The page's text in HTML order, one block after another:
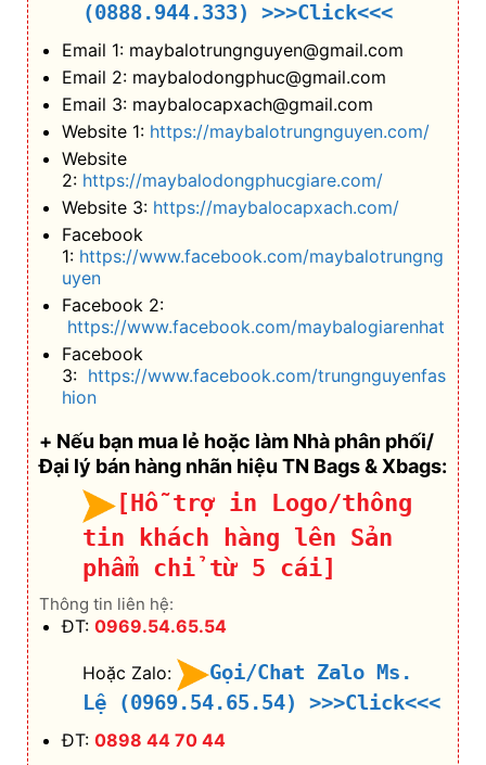
(0888.944.333)
>>>Click<<<
Email 1: maybalotrungnguyen@gmail.com
Email 2: maybalodongphuc@gmail.com
Email 3: maybalocapxach@gmail.com
Website 1: https://maybalotrungnguyen.com/
Website
2: https://maybalodongphucgiare.com/
Website 3: https://maybalocapxach.com/
Facebook
1: https://www.facebook.com/maybalotrungng
uyen
Facebook 2:
https://www.facebook.com/maybalogiarenhat
Facebook
3: https://www.facebook.com/trungnguyenfas
hion
+ Nếu bạn mua lẻ hoặc làm Nhà phân phối/
Đại lý bán hàng nhãn hiệu TN Bags & Xbags:
[Hỗ trợ in Logo/thông
tin khách hàng lên Sản
phẩm chỉ từ 5 cái]
Thông tin liên hệ:
ĐT: 0969.54.65.54
Hoặc Zalo:
Gọi/Chat Zalo Ms.
Lệ (0969.54.65.54)
>>>Click<<<
ĐT: 0898 44 70 44